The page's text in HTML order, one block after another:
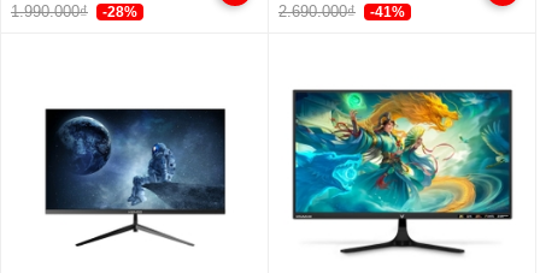
1.990.000₫ -28% 2.690.000₫ -41%